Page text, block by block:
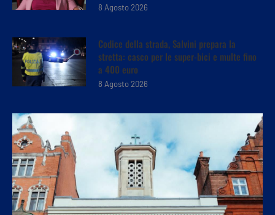
8 Agosto 2026
Codice della strada, Salvini prepara la
stretta: casco per le super-bici e multe fino
a 400 euro
8 Agosto 2026